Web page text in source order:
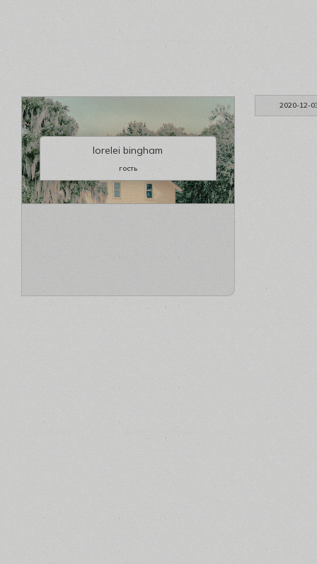
2020-12-
lorelei bingham
гость